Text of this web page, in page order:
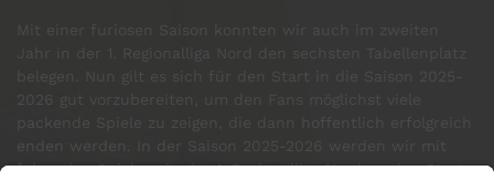
Mit einer furiosen Saison konnten wir auch im zweiten
Jahr in der 1. Regionalliga Nord den sechsten Tabellenplatz
packende Spiele zu zeigen, die dann hoffentlich erfolgreich
folgenden Spielern in der 1. Regionalliga Nord an den Start